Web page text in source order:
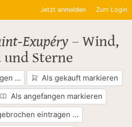
Jetzt anmelden Zum Login
Exupéry – Wind,
und Sterne
…
Als gekauft markieren
Als angefangen markieren
eintragen …